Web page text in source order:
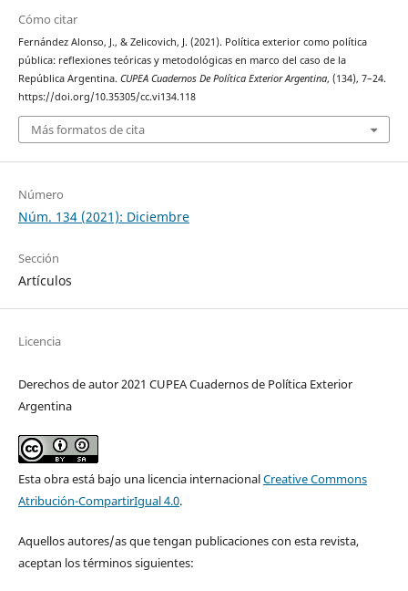
Cómo citar
Fernández Alonso, J., & Zelicovich, J. (2021). Política exterior como política
pública: reflexiones teóricas y metodológicas en marco del caso de la
República Argentina. CUPEA Cuadernos De Política Exterior Argentina, (134), 7–24.
https://doi.org/10.35305/cc.vi134.118
Más formatos de cita
Número
Núm. 134 (2021): Diciembre
Sección
Artículos
Licencia
Derechos de autor 2021 CUPEA Cuadernos de Política Exterior
Argentina
Esta obra está bajo una licencia internacionalCreative Commons
Atribución-CompartirIgual 4.0.
Aquellos autores/as que tengan publicaciones con esta revista,
aceptan los términos siguientes: